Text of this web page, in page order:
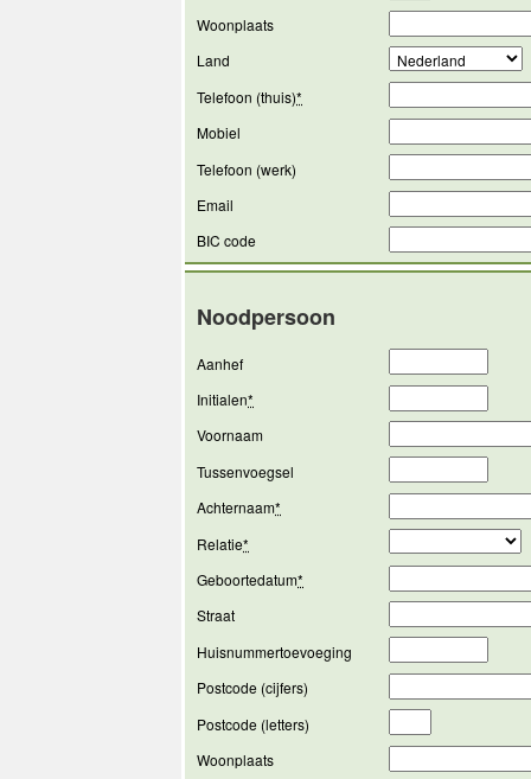
Woonplaats
Land
Telefoon (thuis)*
Mobiel
Telefoon (werk)
Email
BIC code
Noodpersoon
Aanhef
Initialen*
Voornaam
Tussenvoegsel
Achternaam*
Relatie*
Geboortedatum*
Straat
Huisnummertoevoeging
Postcode (cijfers)
Postcode (letters)
Woonplaats